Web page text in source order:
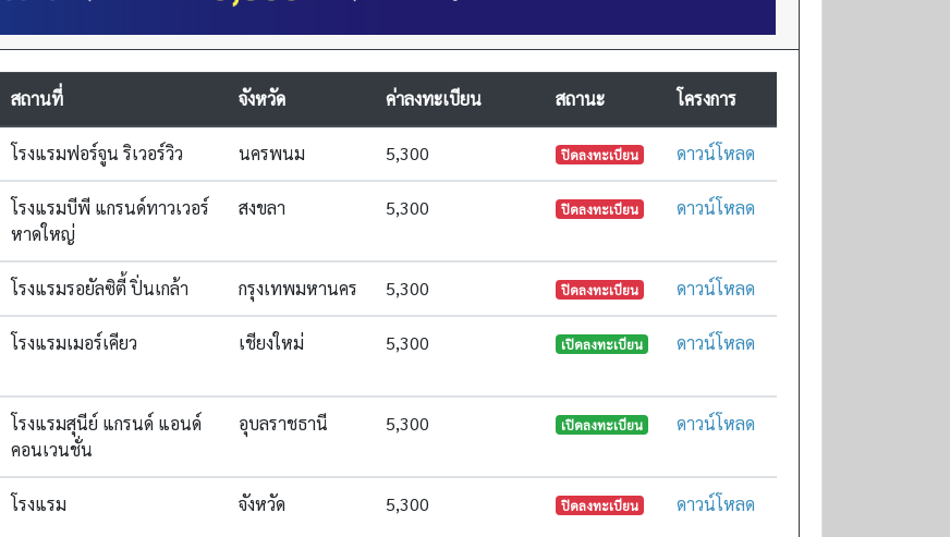
สถานที่ จังหวัด ค่าลงทะเบียน สถานะ โครงการ
โรงแรมฟอร์จูน ริเวอร์วิว นครพนม 5,300 ปิดลงทะเบียน ดาวน์โหลด
โรงแรมบีพี แกรนด์ทาวเวอร์
หาดใหญ่
สงขลา 5,300 ปิดลงทะเบียน ดาวน์โหลด
โรงแรมรอยัลซิตี้ ปิ่นเกล้า กรุงเทพมหานคร 5,300 ปิดลงทะเบียน ดาวน์โหลด
โรงแรมเมอร์เคียว เชียงใหม่ 5,300 เปิดลงทะเบียน ดาวน์โหลด
โรงแรมสุนีย์ แกรนด์ แอนด์
คอนเวนชั่น
อุบลราชธานี 5,300 เปิดลงทะเบียน ดาวน์โหลด
โรงแรม จังหวัด 5,300 ปิดลงทะเบียน ดาวน์โหลด